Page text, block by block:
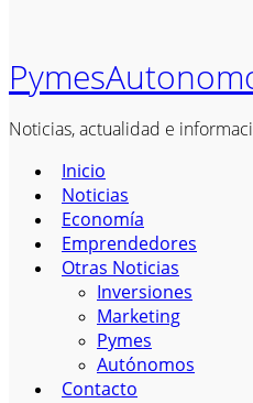
Noticias, actualidad e
Inicio
Noticias
Economía
Emprendedores
Otras Noticias
Inversiones
Marketing
Pymes
Autónomos
Contacto